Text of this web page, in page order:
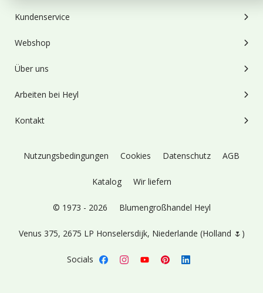
Kundenservice
Webshop
Über uns
Arbeiten bei Heyl
Kontakt
Nutzungsbedingungen Cookies Datenschutz AGB
Katalog Wir liefern
© 1973 - 2026 Blumengroßhandel Heyl
Venus 375, 2675 LP Honselersdijk, Niederlande (Holland 🌷)
Socials